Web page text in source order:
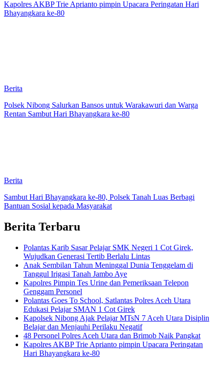
Kapolres AKBP Trie Aprianto pimpin Upacara Peringatan Hari
Bhayangkara ke-80
Berita
Polsek Nibong Salurkan Bansos untuk Warakawuri dan Warga
Rentan Sambut Hari Bhayangkara ke-80
Berita
Sambut Hari Bhayangkara ke-80, Polsek Tanah Luas Berbagi
Bantuan Sosial kepada Masyarakat
Berita Terbaru
Polantas Karib Sasar Pelajar SMK Negeri 1 Cot Girek,
Wujudkan Generasi Tertib Berlalu Lintas
Anak Sembilan Tahun Meninggal Dunia Tenggelam di
Tanggul Irigasi Tanah Jambo Aye
Kapolres Pimpin Tes Urine dan Pemeriksaan Telepon
Genggam Personel
Polantas Goes To School, Satlantas Polres Aceh Utara
Edukasi Pelajar SMAN 1 Cot Girek
Kapolsek Nibong Ajak Pelajar MTsN 7 Aceh Utara Disiplin
Belajar dan Menjauhi Perilaku Negatif
48 Personel Polres Aceh Utara dan Brimob Naik Pangkat
Kapolres AKBP Trie Aprianto pimpin Upacara Peringatan
Hari Bhayangkara ke-80